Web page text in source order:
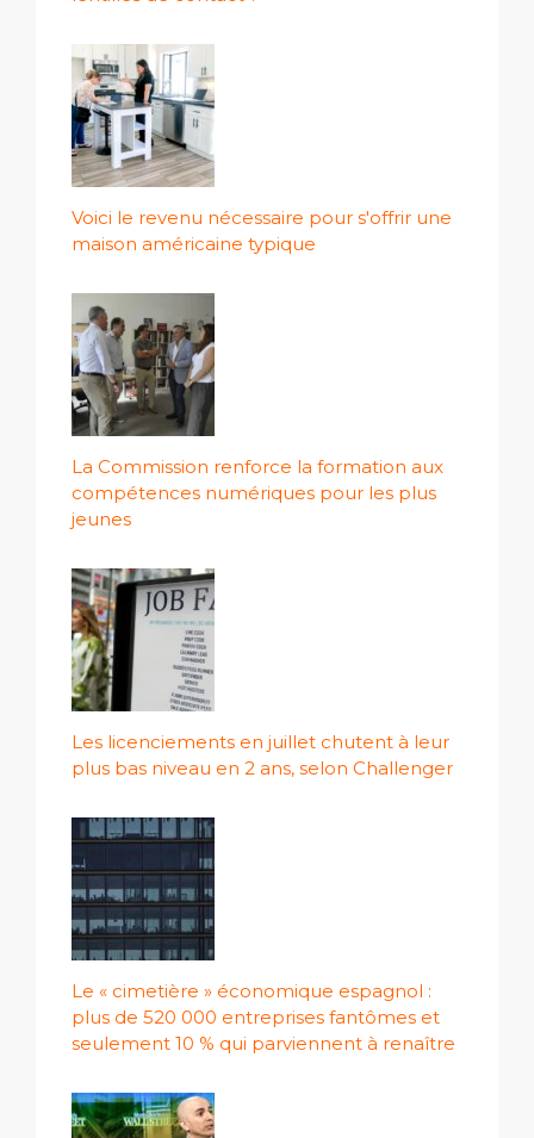
Voici le revenu nécessaire pour s'offrir une
maison américaine typique
La Commission renforce la formation aux
compétences numériques pour les plus
jeunes
Les licenciements en juillet chutent à leur
plus bas niveau en 2 ans, selon Challenger
Le « cimetière » économique espagnol :
plus de 520 000 entreprises fantômes et
seulement 10 % qui parviennent à renaître